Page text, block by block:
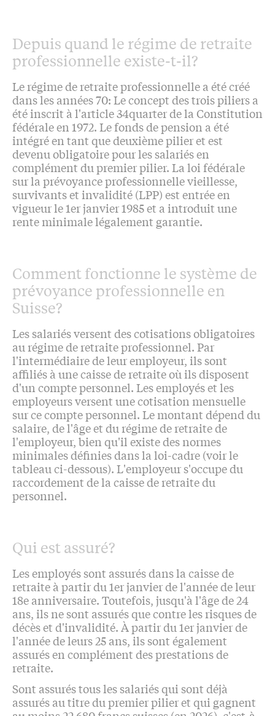
Depuis quand le régime de retraite
professionnelle existe-t-il?
Le régime de retraite professionnelle a été créé
dans les années 70: Le concept des trois piliers a
été inscrit à l'article 34quarter de la Constitution
fédérale en 1972. Le fonds de pension a été
intégré en tant que deuxième pilier et est
devenu obligatoire pour les salariés en
complément du premier pilier. La loi fédérale
sur la prévoyance professionnelle vieillesse,
survivants et invalidité (LPP) est entrée en
vigueur le 1er janvier 1985 et a introduit une
rente minimale légalement garantie.
Comment fonctionne le système de
prévoyance professionnelle en
Suisse?
Les salariés versent des cotisations obligatoires
au régime de retraite professionnel. Par
l'intermédiaire de leur employeur, ils sont
affiliés à une caisse de retraite où ils disposent
d'un compte personnel. Les employés et les
employeurs versent une cotisation mensuelle
sur ce compte personnel. Le montant dépend du
salaire, de l'âge et du régime de retraite de
l'employeur, bien qu'il existe des normes
minimales définies dans la loi-cadre (voir le
tableau ci-dessous). L'employeur s'occupe du
raccordement de la caisse de retraite du
personnel.
Qui est assuré?
Les employés sont assurés dans la caisse de
retraite à partir du 1er janvier de l'année de leur
18e anniversaire. Toutefois, jusqu'à l'âge de 24
ans, ils ne sont assurés que contre les risques de
décès et d'invalidité. À partir du 1er janvier de
l'année de leurs 25 ans, ils sont également
assurés en complément des prestations de
retraite.
Sont assurés tous les salariés qui sont déjà
assurés au titre du premier pilier et qui gagnent